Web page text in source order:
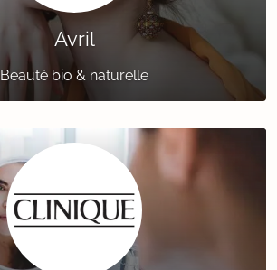
Avril
Beauté bio & naturelle